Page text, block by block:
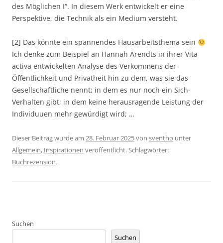
des Möglichen I“. In diesem Werk entwickelt er eine
Perspektive, die Technik als ein Medium versteht.
[2] Das könnte ein spannendes Hausarbeitsthema sein
Ich denke zum Beispiel an Hannah Arendts in ihrer Vita
activa entwickelten Analyse des Verkommens der
Öffentlichkeit und Privatheit hin zu dem, was sie das
Gesellschaftliche nennt; in dem es nur noch ein Sich-
Verhalten gibt; in dem keine herausragende Leistung der
Individuuen mehr gewürdigt wird; …
Dieser Beitrag wurde am 28. Februar 2025von sventho unter
Allgemein, Inspirationen veröffentlicht. Schlagwörter:
Buchrezension.
Suchen
Suchen